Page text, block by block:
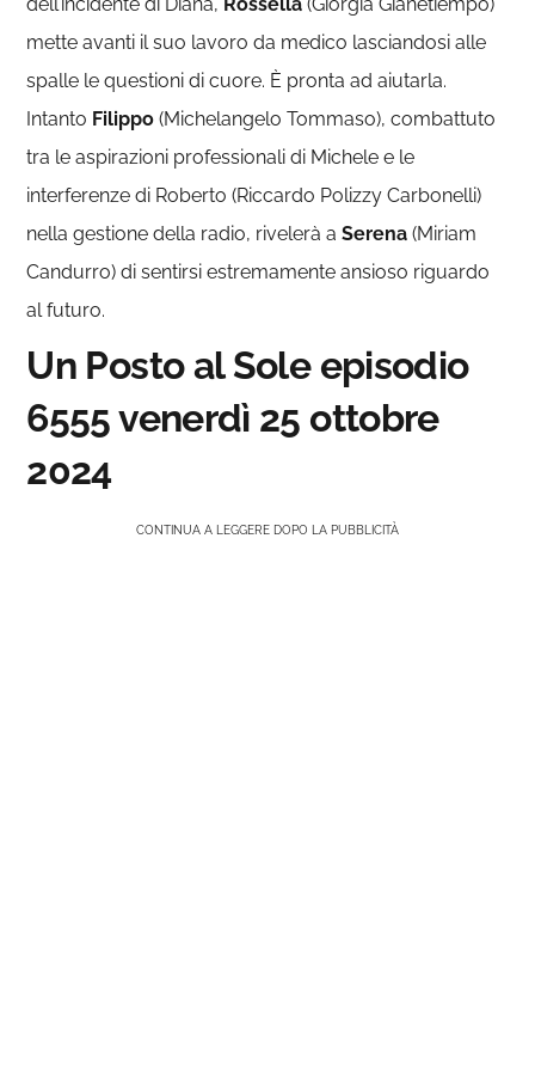
mette avanti il suo lavoro da medico lasciandosi alle
spalle le questioni di cuore. È pronta ad aiutarla.
Intanto Filippo(Michelangelo Tommaso), combattuto
tra le aspirazioni professionali di Michele e le
interferenze di Roberto (Riccardo Polizzy Carbonelli)
nella gestione della radio, rivelerà aSerena(Miriam
Candurro) di sentirsi estremamente ansioso riguardo
al futuro.
Un Posto al Sole episodio
6555venerdì 25 ottobre
2024
CONTINUA A LEGGERE DOPO LA PUBBLICITÀ